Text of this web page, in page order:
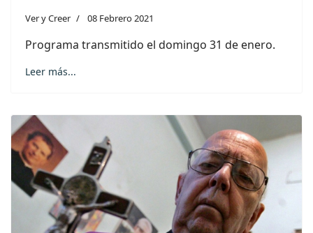
Ver y Creer 08 Febrero 2021
Programa transmitido el domingo 31 de enero.
Leer más...